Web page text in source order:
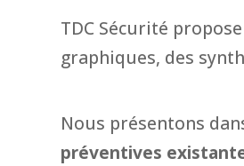
TDC Sécurité
graphiques, des
Nous présentons
préventives